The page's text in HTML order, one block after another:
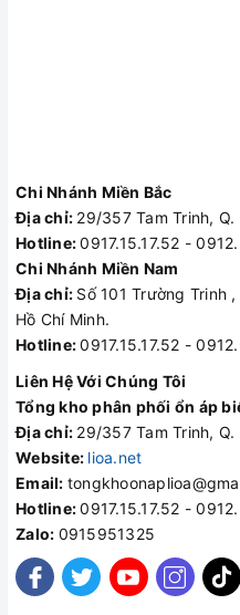
Chi Nhánh Miền Bắc
Địa chỉ: 29/357 Tam Trinh,
Hotline:0917.15.17.52 -
Chi Nhánh Miền Nam
Địa chỉ: Số 101 Trường Trinh
Hồ Chí Minh.
Hotline:0917.15.17.52 -
Liên Hệ Với Chúng Tôi
Tổng kho phân phối ổn áp
Địa chỉ: 29/357 Tam Trinh,
Website: lioa.net
Email:
Hotline:0917.15.17.52 -
Zalo: 0915951325